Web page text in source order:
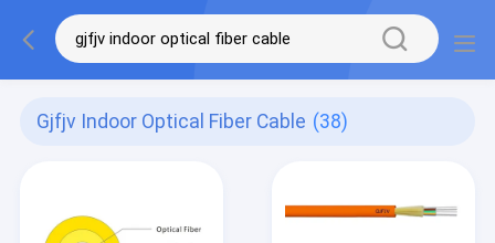
Gjfjv Indoor Optical Fiber Cable (38)